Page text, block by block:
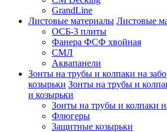
GrandLine
Листовые материалы Листовые
ОСБ-3 плиты
Фанера ФСФ хвойная
СМЛ
Аквапанели
Зонты на трубы и колпаки на
козырьки Зонты на трубы и
и козырьки
Зонты на трубы и колпаки
Флюгеры
Защитные козырьки